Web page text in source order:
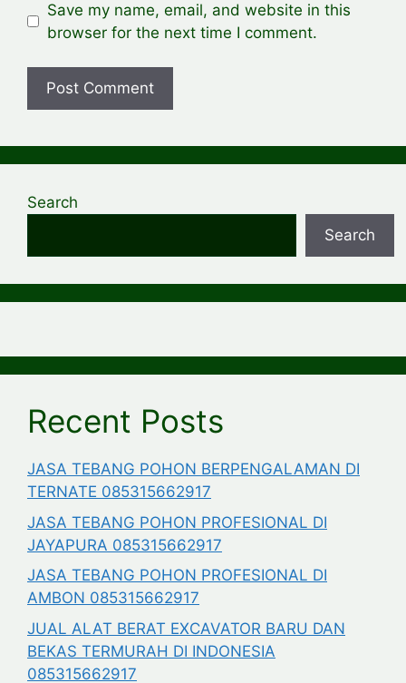
Save my name, email, and website in this
browser for the next time I comment.
Search
Search
Recent Posts
JASA TEBANG POHON BERPENGALAMAN DI
TERNATE 085315662917
JASA TEBANG POHON PROFESIONAL DI
JAYAPURA 085315662917
JASA TEBANG POHON PROFESIONAL DI
AMBON 085315662917
JUAL ALAT BERAT EXCAVATOR BARU DAN
BEKAS TERMURAH DI INDONESIA
085315662917